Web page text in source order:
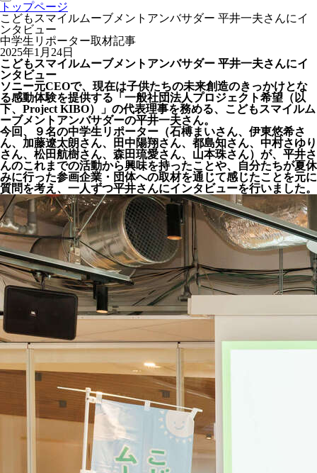
トップページ
こどもスマイルムーブメントアンバサダー 平井一夫さんにイ
ンタビュー
中学生リポーター取材記事
2025年1月24日
こどもスマイルムーブメントアンバサダー 平井一夫さんにイ
ンタビュー
ソニー元CEOで、現在は子供たちの未来創造のきっかけとな
る感動体験を提供する「一般社団法人プロジェクト希望（以
下、Project KIBO）」の代表理事を務める、こどもスマイルム
ーブメントアンバサダーの平井一夫さん。
今回、９名の中学生リポーター（石榑まいさん、伊東悠希さ
ん、加藤遼太朗さん、田中陽翔さん、都島知さん、中村さゆり
さん、松田航樹さん、森田琉愛さん、山本珠さん）が、平井さ
んのこれまでの活動から興味を持ったことや、自分たちが夏休
みに行った参画企業・団体への取材を通じて感じたことを元に
質問を考え、一人ずつ平井さんにインタビューを行いました。